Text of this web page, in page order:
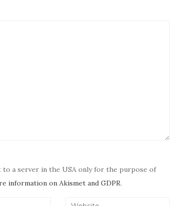
to a server in the USA only for the purpose of
information on Akismet and GDPR.